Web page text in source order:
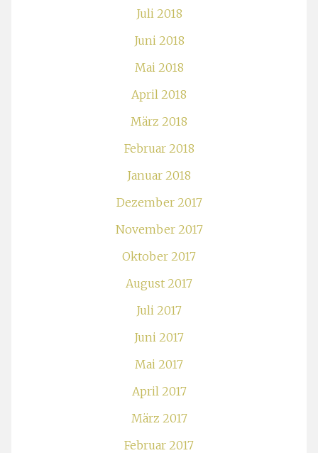
Juli 2018
Juni 2018
Mai 2018
April 2018
März 2018
Februar 2018
Januar 2018
Dezember 2017
November 2017
Oktober 2017
August 2017
Juli 2017
Juni 2017
Mai 2017
April 2017
März 2017
Februar 2017